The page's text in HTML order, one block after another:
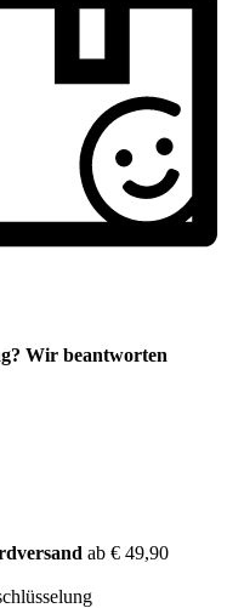
Wir beantworten
ab € 49,90